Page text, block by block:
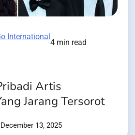
International
4 min read
Artis
Jarang Tersorot
December 13, 2025